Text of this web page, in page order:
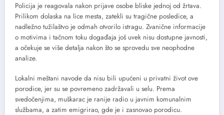
Policija je reagovala nakon prijave osobe bliske jednoj od žrtava.
Prilikom dolaska na lice mesta, zatekli su tragične posledice, a
nadležno tužilaštvo je odmah otvorilo istragu. Zvanične informacije
o motivima i tačnom toku događaja još uvek nisu dostupne javnosti,
a očekuje se više detalja nakon što se sprovedu sve neophodne
analize.
Lokalni meštani navode da nisu bili upućeni u privatni život ove
porodice, jer su se povremeno zadržavali u selu. Prema
svedočenjima, muškarac je ranije radio u javnim komunalnim
službama, a zatim emigrirao, gde je i zasnovao porodicu.